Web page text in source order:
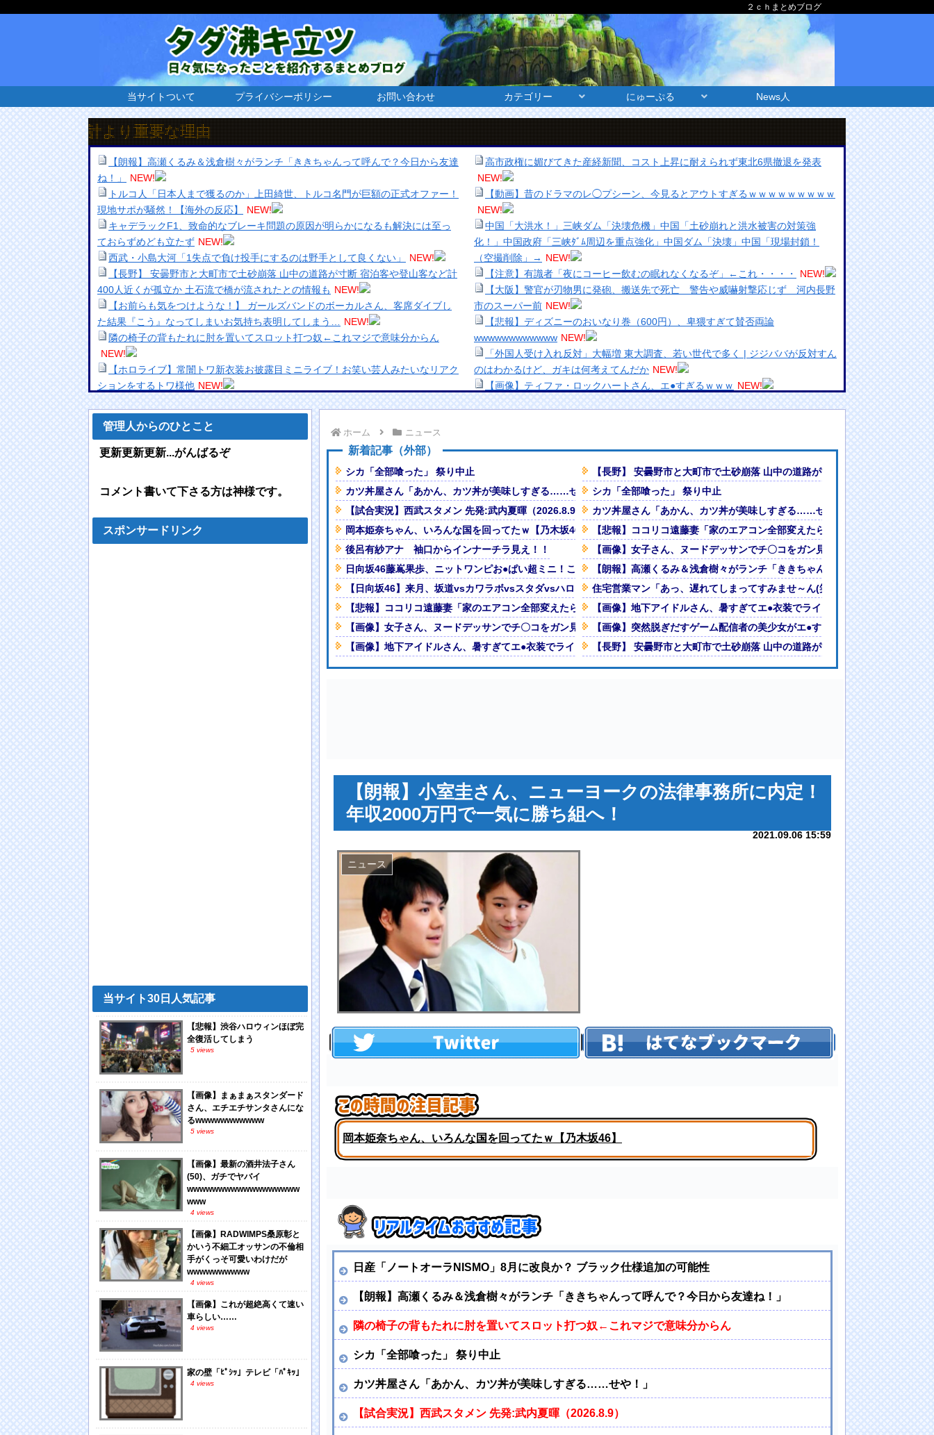
２ｃｈまとめブログ
当サイトついて プライバシーポリシー お問い合わせ カテゴリー にゅーぷる News人
統計より重要な理由
【朗報】高瀬くるみ＆浅倉樹々がランチ「ききちゃんって呼んで？今日から友達
ね！」
NEW!
トルコ人「日本人まで獲るのか」上田綺世、トルコ名門が巨額の正式オファー！
現地サポが騒然！【海外の反応】
NEW!
キャデラックF1、致命的なブレーキ問題の原因が明らかになるも解決には至っ
ておらずめども立たず NEW!
西武・小島大河「1失点で負け投手にするのは野手として良くない」
NEW!
【長野】 安曇野市と大町市で土砂崩落 山中の道路が寸断 宿泊客や登山客など計
400人近くが孤立か 土石流で橋が流されたとの情報も NEW!
【お前らも気をつけような！】 ガールズバンドのボーカルさん、客席ダイブし
た結果『こう』なってしまいお気持ち表明してしまう… NEW!
隣の椅子の背もたれに肘を置いてスロット打つ奴←これマジで意味分からん
NEW!
【ホロライブ】常闇トワ新衣装お披露目ミニライブ！お笑い芸人みたいなリアク
ションをするトワ様他 NEW!
【動画】昔のドラマのレ◯プシーン、今見るとアウトすぎるｗｗｗｗｗｗｗｗｗ
NEW!
【画像】佳子さま、ボディラインがHすぎる…
NEW!
【注意】有識者「夜にコーヒー飲むの眠れなくなるぞ」←これ・・・・
NEW!
【画像】磯山さやか(40)、乳の位置に乳輪のようなものがwww NEW!
【悲報】ディズニーのおいなり巻（600円）、卑猥すぎて賛否両論
【動画】高速道路をバックしていた車に後続車が追突して家族4人が死亡、3人重
傷。 NEW!
【都道府県】各地方を代表するお土産、ついに決まるｗｗｗ NEW!
【画像】ティファ・ロックハートさん、エ●すぎるｗｗｗ NEW!
【動画】DJI Neo2で釣りの自撮りをしようとした男の悲劇（ノ∇`） NEW!
海外「日本人はなんて気高いんだ！」 英高級紙も驚愕した極限の中の日本人の
NEW!
高市政権に媚びてきた産経新聞、コスト上昇に耐えられず東北6県撤退を発表
NEW!
【動画】昔のドラマのレ◯プシーン、今見るとアウトすぎるｗｗｗｗｗｗｗｗｗ
NEW!
中国「大洪水！」三峡ダム「決壊危機」中国「土砂崩れと洪水被害の対策強
化！」中国政府「三峡ﾀﾞﾑ周辺を重点強化」中国ダム「決壊」中国「現場封鎖！
（空撮削除」→ NEW!
【注意】有識者「夜にコーヒー飲むの眠れなくなるぞ」←これ・・・・
NEW!
【大阪】警官が刃物男に発砲、搬送先で死亡 警告や威嚇射撃応じず 河内長野
市のスーパー前 NEW!
【悲報】ディズニーのおいなり巻（600円）、卑猥すぎて賛否両論
wwwwwwwwwwww NEW!
「外国人受け入れ反対」大幅増 東大調査、若い世代で多く | ジジババが反対すん
のはわかるけど、ガキは何考えてんだか NEW!
【画像】ティファ・ロックハートさん、エ●すぎるｗｗｗ NEW!
美少女図鑑AWARD2026グランプリ・榎本彩乃、グラビア披露！透明感が凄
熊本地震、「九州自動車道は混んでない」と実況しながら被災地へ向かう有名ア
ナなどに批判殺到 全国紙記者「最新の状況をいち早く伝えることは報道機関として
の責務」「情報を取り上げることには大きな意義がある」
【画像】顔100点、体30点の女ｗｗｗ
「洋画に日本版主題歌は必要か?」論争
【悲報】職場で無能判定された人間って割とガチめに差別されるよな・・・
Powered by livedoor 相互RSS
ホーム ニュース
新着記事（外部）
シカ「全部喰った」 祭り中止
カツ丼屋さん「あかん、カツ丼が美味しすぎる……せや！」
【試合実況】西武スタメン 先発:武内夏暉（2026.8.9）
岡本姫奈ちゃん、いろんな国を回ってたｗ【乃木坂46】
後呂有紗アナ 袖口からインナーチラ見え！！
日向坂46藤嶌果歩、ニットワンピお●ぱい超ミニ！これAVよりエ●いな
【日向坂46】来月、坂道vsカワラボvsスタダvsハロプロの大激戦
【悲報】ココリコ遠藤妻「家のエアコン全部変えたら300万円。高すぎませんか？」
【画像】女子さん、ヌードデッサンでチ〇コをガン見してしまうｗｗｗwｗｗｗｗｗｗｗｗ
【画像】地下アイドルさん、暑すぎてエ●衣装でライブしてしまうｗｗｗ
【長野】 安曇野市と大町市で土砂崩落 山中の道路が寸断 宿泊客や登山客な
シカ「全部喰った」 祭り中止
カツ丼屋さん「あかん、カツ丼が美味しすぎる……せや！」
【悲報】ココリコ遠藤妻「家のエアコン全部変えたら300万円。高すぎません
【画像】女子さん、ヌードデッサンでチ〇コをガン見してしまうｗｗｗwｗ
【朗報】高瀬くるみ＆浅倉樹々がランチ「ききちゃんって呼んで？今日から
住宅営業マン「あっ、遅れてしまってすみませ～ん(笑)」 客「…今日、契
【画像】地下アイドルさん、暑すぎてエ●衣装でライブしてしまうｗｗｗ
【画像】突然脱ぎだすゲーム配信者の美少女がエ●すぎるｗｗｗ
【長野】 安曇野市と大町市で土砂崩落 山中の道路が寸断 宿泊客や登山客な
【朗報】小室圭さん、ニューヨークの法律事務所に内定！
年収2000万円で一気に勝ち組へ！
2021.09.06 15:59
ニュース
岡本姫奈ちゃん、いろんな国を回ってたｗ【乃木坂46】
日産「ノートオーラNISMO」8月に改良か？ ブラック仕様追加の可能性
【朗報】高瀬くるみ＆浅倉樹々がランチ「ききちゃんって呼んで？今日から友達ね！」
隣の椅子の背もたれに肘を置いてスロット打つ奴←これマジで意味分からん
シカ「全部喰った」 祭り中止
カツ丼屋さん「あかん、カツ丼が美味しすぎる……せや！」
【試合実況】西武スタメン 先発:武内夏暉（2026.8.9）
管理人からのひとこと
更新更新更新...がんばるぞ
コメント書いて下さる方は神様です。
スポンサードリンク
当サイト30日人気記事
【悲報】渋谷ハロウィンほぼ完
全復活してしまう
5 views
【画像】まぁまぁスタンダード
さん、エチエチサンタさんにな
るwwwwwwwwwww
5 views
【画像】最新の酒井法子さん
(50)、ガチでヤバイ
wwwwwwwwwwwwwwwwww
www
4 views
【画像】RADWIMPS桑原彰と
かいう不細工オッサンの不倫相
手がくっそ可愛いわけだが
wwwwwwwwww
4 views
【画像】これが超絶高くて速い
車らしい……
4 views
家の壁「ﾋﾟｼｯ」テレビ「ﾊﾟｷｯ」
4 views